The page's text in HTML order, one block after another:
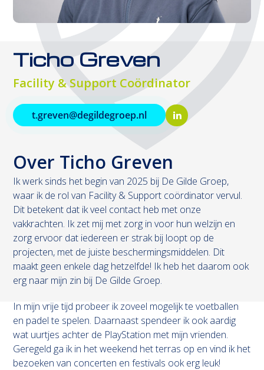
Ticho Greven
Facility & Support Coördinator
t.greven@degildegroep.nl LinkedIn
Over Ticho Greven
Ik werk sinds het begin van 2025 bij De Gilde Groep,
waar ik de rol van Facility & Support coördinator vervul.
Dit betekent dat ik veel contact heb met onze
vakkrachten. Ik zet mij met zorg in voor hun welzijn en
zorg ervoor dat iedereen er strak bij loopt op de
projecten, met de juiste beschermingsmiddelen. Dit
maakt geen enkele dag hetzelfde! Ik heb het daarom ook
erg naar mijn zin bij De Gilde Groep.
In mijn vrije tijd probeer ik zoveel mogelijk te voetballen
en padel te spelen. Daarnaast spendeer ik ook aardig
wat uurtjes achter de PlayStation met mijn vrienden.
Geregeld ga ik in het weekend het terras op en vind ik het
bezoeken van concerten en festivals ook erg leuk!